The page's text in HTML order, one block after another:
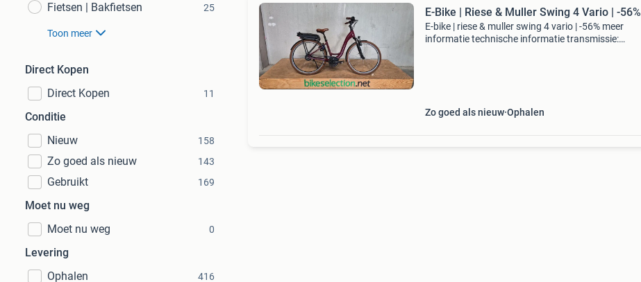
Fietsen | Bakfietsen 25
Toon meer
Direct Kopen
Direct Kopen
11
Conditie
Nieuw
158
Zo goed als nieuw 143
Gebruikt 169
Moet nu weg
Moet nu weg
0
Levering
Ophalen
416
E-Bike | Riese & Muller Swing 4 Vario | -56%
E-bike | riese & muller swing 4 vario | -56% meer
informatie technische informatie transmissie:
Zo goed als nieuw Ophalen